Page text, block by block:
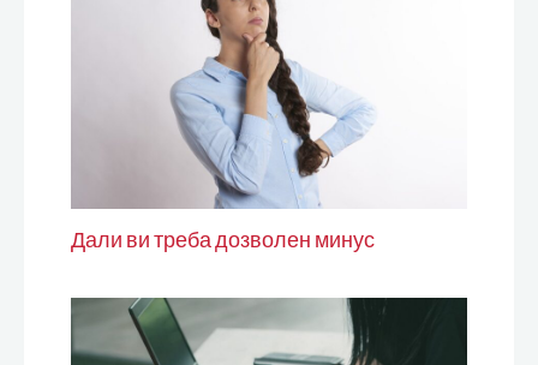
Дали ви треба дозволен минус